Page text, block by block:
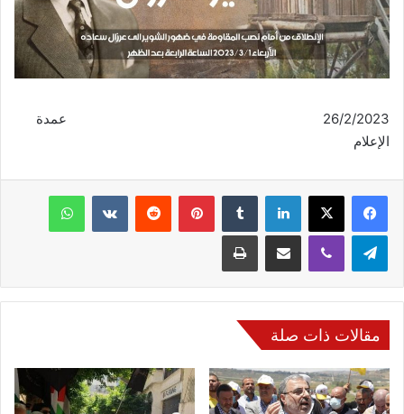
26/2/2023 عمدة
الإعلام
فيسبوك لينكدإن بينتيريست
مقالات ذات صلة